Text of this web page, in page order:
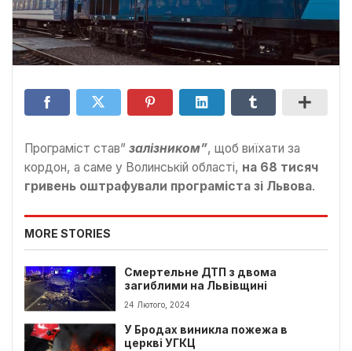
Програміст став” залізником”, щоб виїхати за
кордон, а саме у Волинській області, на 68 тисяч
гривень оштрафували програміста зі Львова.
MORE STORIES
Смертельне ДТП з двома
загиблими на Львівщині
24 Лютого, 2024
У Бродах виникла пожежа в
церкві УГКЦ